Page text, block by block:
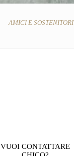
AMICI E SOSTENITORI
VUOI CONTATTARE